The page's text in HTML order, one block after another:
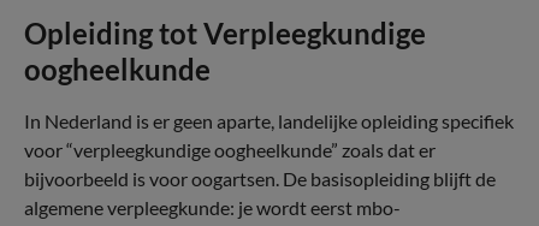
Opleiding tot Verpleegkundige
oogheelkunde
In Nederland is er geen aparte, landelijke opleiding specifiek
voor “verpleegkundige oogheelkunde” zoals dat er
bijvoorbeeld is voor oogartsen. De basisopleiding blijft de
algemene verpleegkunde: je wordt eerst mbo-